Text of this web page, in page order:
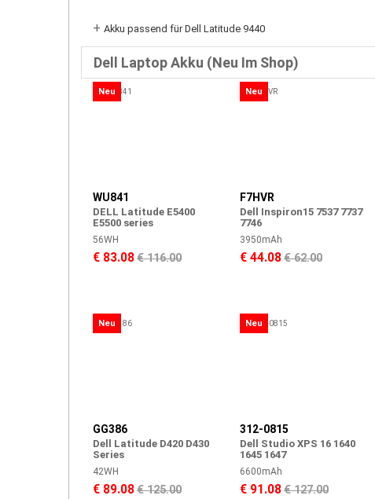
+ Akku passend für Dell Latitude 9440
Dell Laptop Akku (Neu Im Shop)
Neu
WU841
DELL Latitude E5400
E5500 series
56WH
€ 83.08€ 116.00
Neu
F7HVR
Dell Inspiron15 7537 7737
7746
3950mAh
€ 44.08€ 62.00
Neu
GG386
Dell Latitude D420 D430
Series
42WH
€ 89.08€ 125.00
Neu
312-0815
Dell Studio XPS 16 1640
1645 1647
6600mAh
€ 91.08€ 127.00